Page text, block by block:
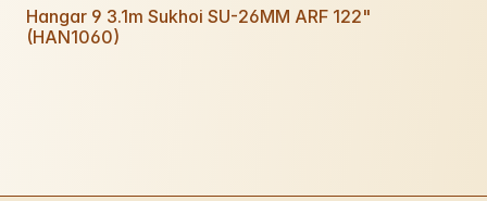
Hangar 9 3.1m Sukhoi SU-26MM ARF 122"
(HAN1060)